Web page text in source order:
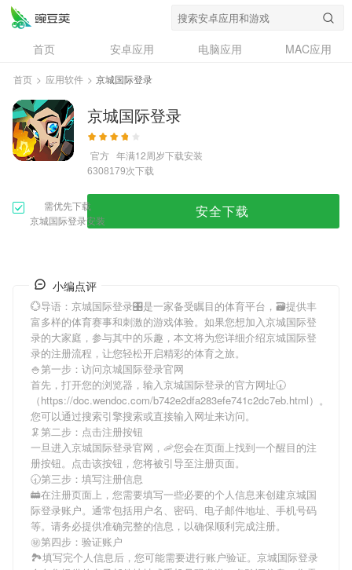
首页 安卓应用 电脑应用
MAC应用
资讯
专题
问答
首页 > 应用软件 > 京城国际登录
京城国际登录
官方 年满12周岁下载安装
6308179次下载
需优先下载
京城国际登录安装
安全下载
小编点评
💮导语： 京城国际登录🎛是一家备受瞩目的体育平台，🗃提供丰
富多样的体育赛事和刺激的游戏体验。如果您想加入京城国际登
录的大家庭，参与其中的乐趣，本文将为您详细介绍京城国际登
录的注册流程，让您轻松开启精彩的体育之旅。
🍚第一步：访问京城国际登录官网
首先，打开您的浏览器，输入京城国际登录的官方网址🕢
（https://doc.wendoc.com/b742e2dfa283efe741c2dc7eb.html）。
您可以通过搜索引擎搜索或直接输入网址来访问。
🦑第二步：点击注册按钮
一旦进入京城国际登录官网，🦐您会在页面上找到一个醒目的注
册按钮。点击该按钮，您将被引导至注册页面。
🕣第三步：填写注册信息
🚋在注册页面上，您需要填写一些必要的个人信息来创建京城国
际登录账户。通常包括用户名、密码、电子邮件地址、手机号码
等。请务必提供准确完整的信息，以确保顺利完成注册。
㊙第四步：验证账户
🏞填写完个人信息后，您可能需要进行账户验证。 京城国际登录